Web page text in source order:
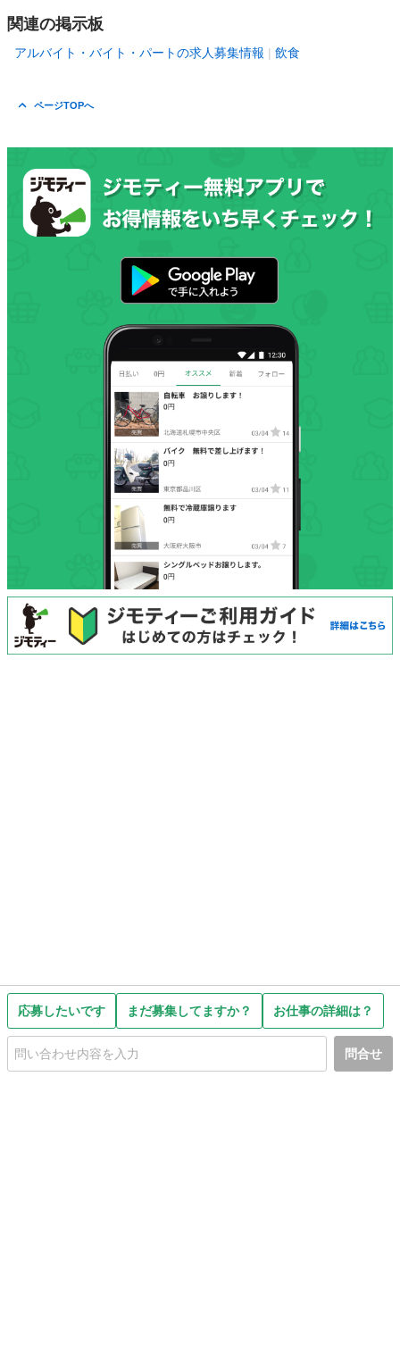
応募したいです まだ募集してますか？ お仕事の詳細は？
問合せ
関連の掲示板
アルバイト・バイト・パートの求人募集情報 飲食
ページTOPへ